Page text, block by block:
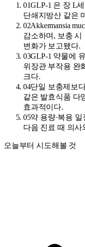
01GLP-1 은 장 L
단쇄지방산 같은
02Akkermansia
감소하며, 보충 시
변화가 보고됐다.
03GLP-1 약물에
위장관 부작용 완
크다.
04단일 보충제보
같은 발효식품 다
효과적이다.
05약 용량·복용
다음 진료 때 의사
오늘부터 시도해볼 것